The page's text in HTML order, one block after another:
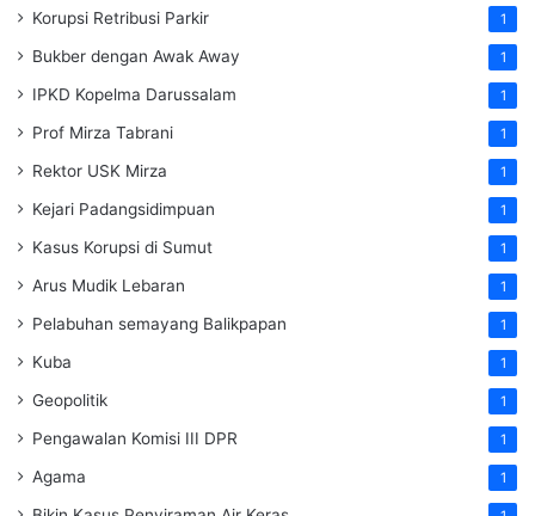
Korupsi Retribusi Parkir 1
Bukber dengan Awak Away 1
IPKD Kopelma Darussalam 1
Prof Mirza Tabrani 1
Rektor USK Mirza 1
Kejari Padangsidimpuan 1
Kasus Korupsi di Sumut 1
Arus Mudik Lebaran 1
Pelabuhan semayang Balikpapan 1
Kuba 1
Geopolitik 1
Pengawalan Komisi III DPR 1
Agama 1